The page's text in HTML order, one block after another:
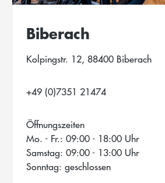
Biberach
Kolpingstr. 12, 88400 Biberach
+49 (0)7351 21474
Öffnungszeiten
Mo. - Fr.: 09:00 - 18:00 Uhr
Samstag: 09:00 - 13:00 Uhr
Sonntag: geschlossen